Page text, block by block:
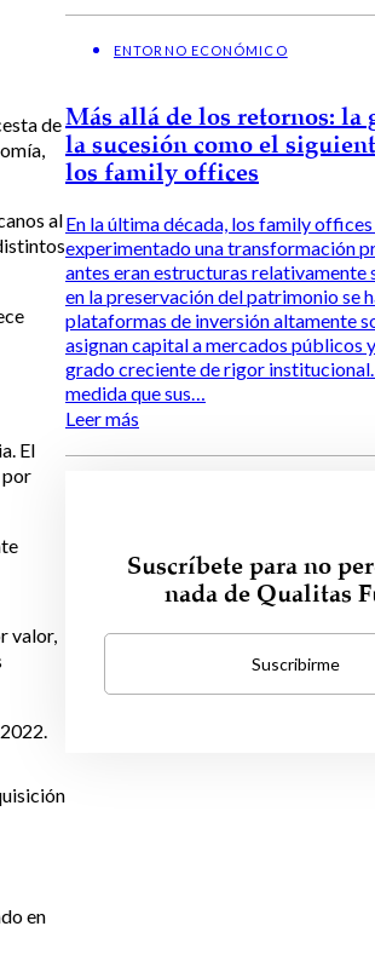
de
al
El
por
valor,
en
ENTORNO ECONÓMICO
Más allá de los retornos: la
la sucesión como el
los family offices
En la última década, los family offices
experimentado una transformación
antes eran estructuras relativamente
en la preservación del patrimonio se
plataformas de inversión altamente
asignan capital a mercados públicos
grado creciente de rigor institucional.
medida que sus…
Leer más
Suscríbete para no
nada de Qualitas
Suscribirme